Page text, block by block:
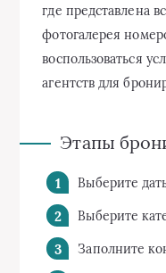
где представлена
фотогалерея
воспользоваться
агентств для
Этапы
Выберите
Выберите
Заполните